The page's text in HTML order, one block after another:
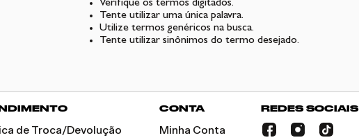
Verifique os termos digitados.
Tente utilizar uma única palavra.
Utilize termos genéricos na busca.
Tente utilizar sinônimos do termo desejado.
de Troca/Devolução
CONTA
Minha Conta
REDES SOCIAIS